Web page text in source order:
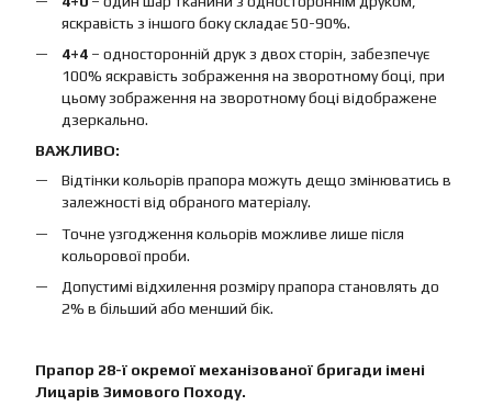
яскравість з іншого боку складає 50-90%.
4+4 – односторонній друк з двох сторін, забезпечує
100% яскравість зображення на зворотному боці, при
цьому зображення на зворотному боці відображене
дзеркально.
ВАЖЛИВО:
Відтінки кольорів прапора можуть дещо змінюватись в
залежності від обраного матеріалу.
Точне узгодження кольорів можливе лише після
кольорової проби.
Допустимі відхилення розміру прапора становлять до
2% в більший або менший бік.
Прапор 28-ї окремої механізованої бригади імені
Лицарів Зимового Походу.